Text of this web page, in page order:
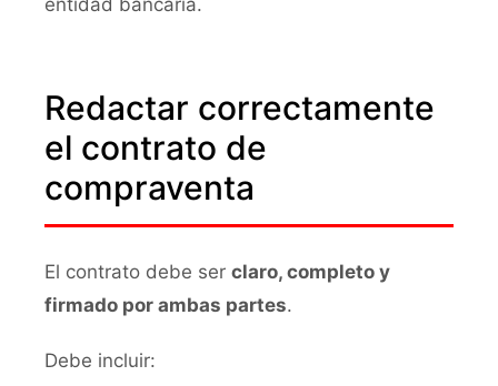
entidad bancaria.
Redactar correctamente
el contrato de
compraventa
El contrato debe ser claro, completo y
firmado por ambas partes.
Debe incluir: